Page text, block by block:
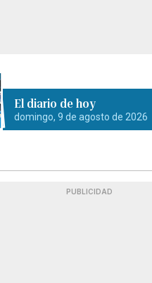
El diario de hoy
domingo, 9 de agosto de 2026
PUBLICIDAD